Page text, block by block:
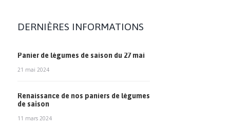
DERNIÈRES INFORMATIONS
Panier de légumes de saison du 27 mai
21 mai 2024
Renaissance de nos paniers de légumes
de saison
11 mars 2024